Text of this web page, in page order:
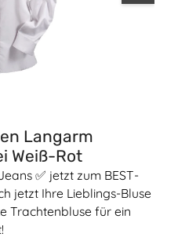
Langarm
Weiß-Rot
✅ jetzt zum BEST-
jetzt Ihre Lieblings-Bluse
Trachtenbluse für ein